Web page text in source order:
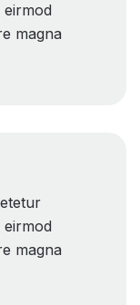
eirmod
magna
eirmod
magna